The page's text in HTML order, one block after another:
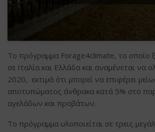
Το πρόγραμμα Forage4climate, το οποίο
σε Ιταλία και Ελλάδα και αναμένεται να
2020, εκτιμά ότι μπορεί να επιφέρει
αποτυπώματος άνθρακα κατά 5% στο
αγελάδων και προβάτων.
Το πρόγραμμα υλοποιείται σε τρεις